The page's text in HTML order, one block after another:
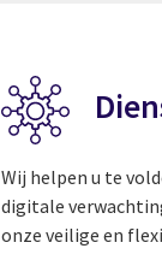
Wij helpen u te
digitale
onze veilige en